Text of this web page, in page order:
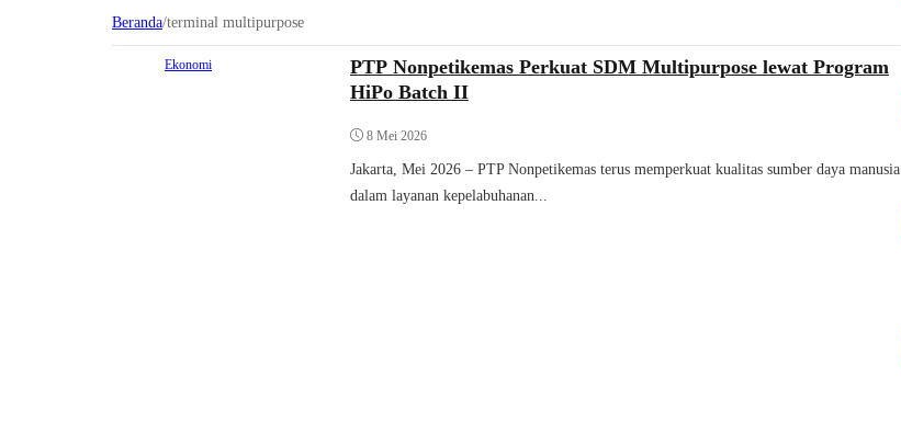
Beranda/terminal multipurpose
Ekonomi
PTP Nonpetikemas Perkuat SDM Multipurpose lewat Program
HiPo Batch II
8 Mei 2026
Jakarta, Mei 2026 – PTP Nonpetikemas terus memperkuat kualitas sumber daya manusia
dalam layanan kepelabuhanan...